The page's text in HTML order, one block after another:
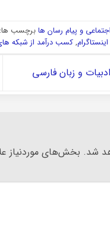
و پیام رسان هابرچسب ها:
, کسب درآمد از شبکه
و زبان فارسی
شد. بخش‌های موردنیاز